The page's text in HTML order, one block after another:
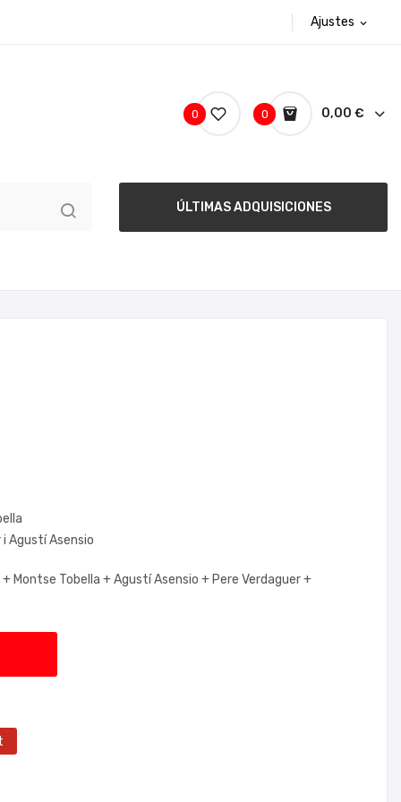
Ajustes expand_more
0 0,00 €
0
ÚLTIMAS ADQUISICIONES
Agustí Asensio
+ Montse Tobella +Agustí Asensio + Pere Verdaguer +